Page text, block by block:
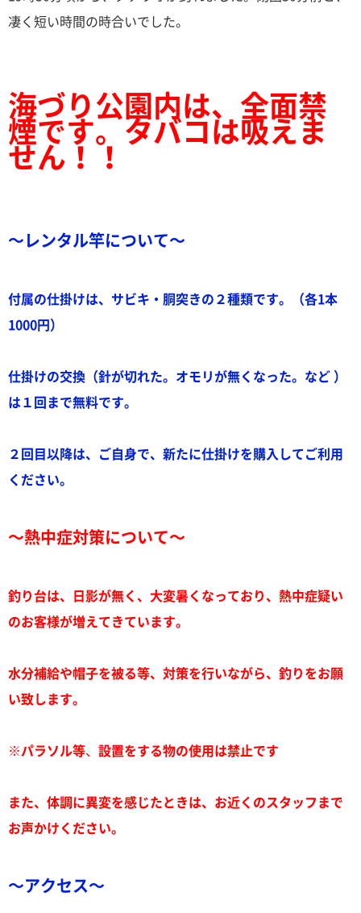
凄く短い時間の時合いでした。
海づり公園内は、全面禁
煙です。タバコは吸えま
せん！！
～レンタル竿について～
付属の仕掛けは、サビキ・胴突きの２種類です。（各1本
1000円）
仕掛けの交換（針が切れた。オモリが無くなった。など ）
は１回まで無料です。
２回目以降は、ご自身で、新たに仕掛けを購入してご利用
ください。
～熱中症対策について～
釣り台は、日影が無く、大変暑くなっており、熱中症疑い
のお客様が増えてきています。
水分補給や帽子を被る等、対策を行いながら、釣りをお願
い致します。
※パラソル等、 設置をする物の使用は禁止です
また、体調に異変を感じたときは、お近くのスタッフまで
お声かけください。
～アクセス～